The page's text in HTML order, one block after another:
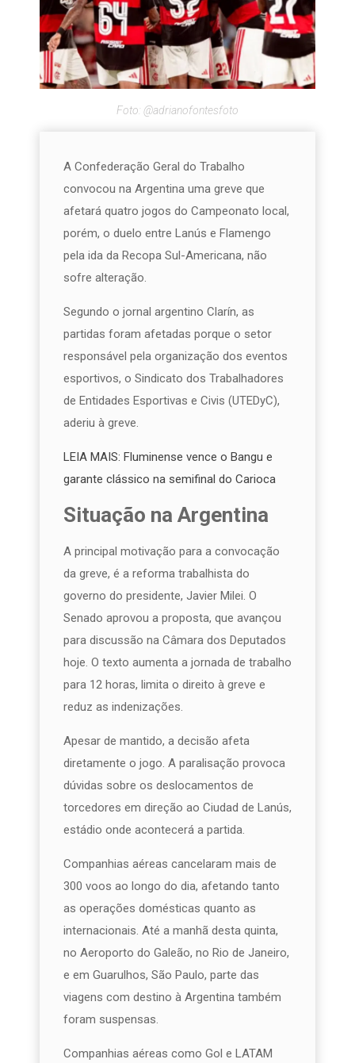
Foto: @adrianofontesfoto
A Confederação Geral do Trabalho
convocou na Argentina uma greve que
afetará quatro jogos do Campeonato local,
porém, o duelo entre Lanús e Flamengo
pela ida da Recopa Sul-Americana, não
sofre alteração.
Segundo o jornal argentino Clarín, as
partidas foram afetadas porque o setor
responsável pela organização dos eventos
esportivos, o Sindicato dos Trabalhadores
de Entidades Esportivas e Civis (UTEDyC),
aderiu à greve.
LEIA MAIS: Fluminense vence o Bangu e
garante clássico na semifinal do Carioca
Situação na Argentina
A principal motivação para a convocação
da greve, é a reforma trabalhista do
governo do presidente, Javier Milei. O
Senado aprovou a proposta, que avançou
para discussão na Câmara dos Deputados
hoje. O texto aumenta a jornada de trabalho
para 12 horas, limita o direito à greve e
reduz as indenizações.
Apesar de mantido, a decisão afeta
diretamente o jogo. A paralisação provoca
dúvidas sobre os deslocamentos de
torcedores em direção ao Ciudad de Lanús,
estádio onde acontecerá a partida.
Companhias aéreas cancelaram mais de
300 voos ao longo do dia, afetando tanto
as operações domésticas quanto as
internacionais. Até a manhã desta quinta,
no Aeroporto do Galeão, no Rio de Janeiro,
e em Guarulhos, São Paulo, parte das
viagens com destino à Argentina também
foram suspensas.
Companhias aéreas como Gol e LATAM